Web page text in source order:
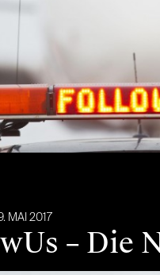
MAI 2017
– Die